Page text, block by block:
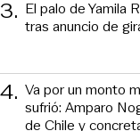
3. El palo de Yamila
tras anuncio de
4. Va por un monto
sufrió: Amparo
de Chile y